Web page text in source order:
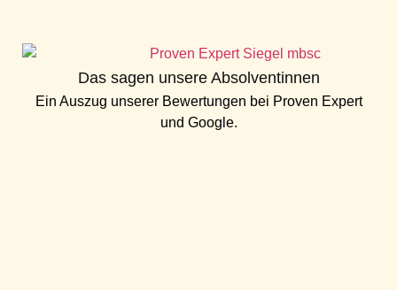
Das sagen unsere Absolventinnen
Ein Auszug unserer Bewertungen bei Proven Expert
und Google.